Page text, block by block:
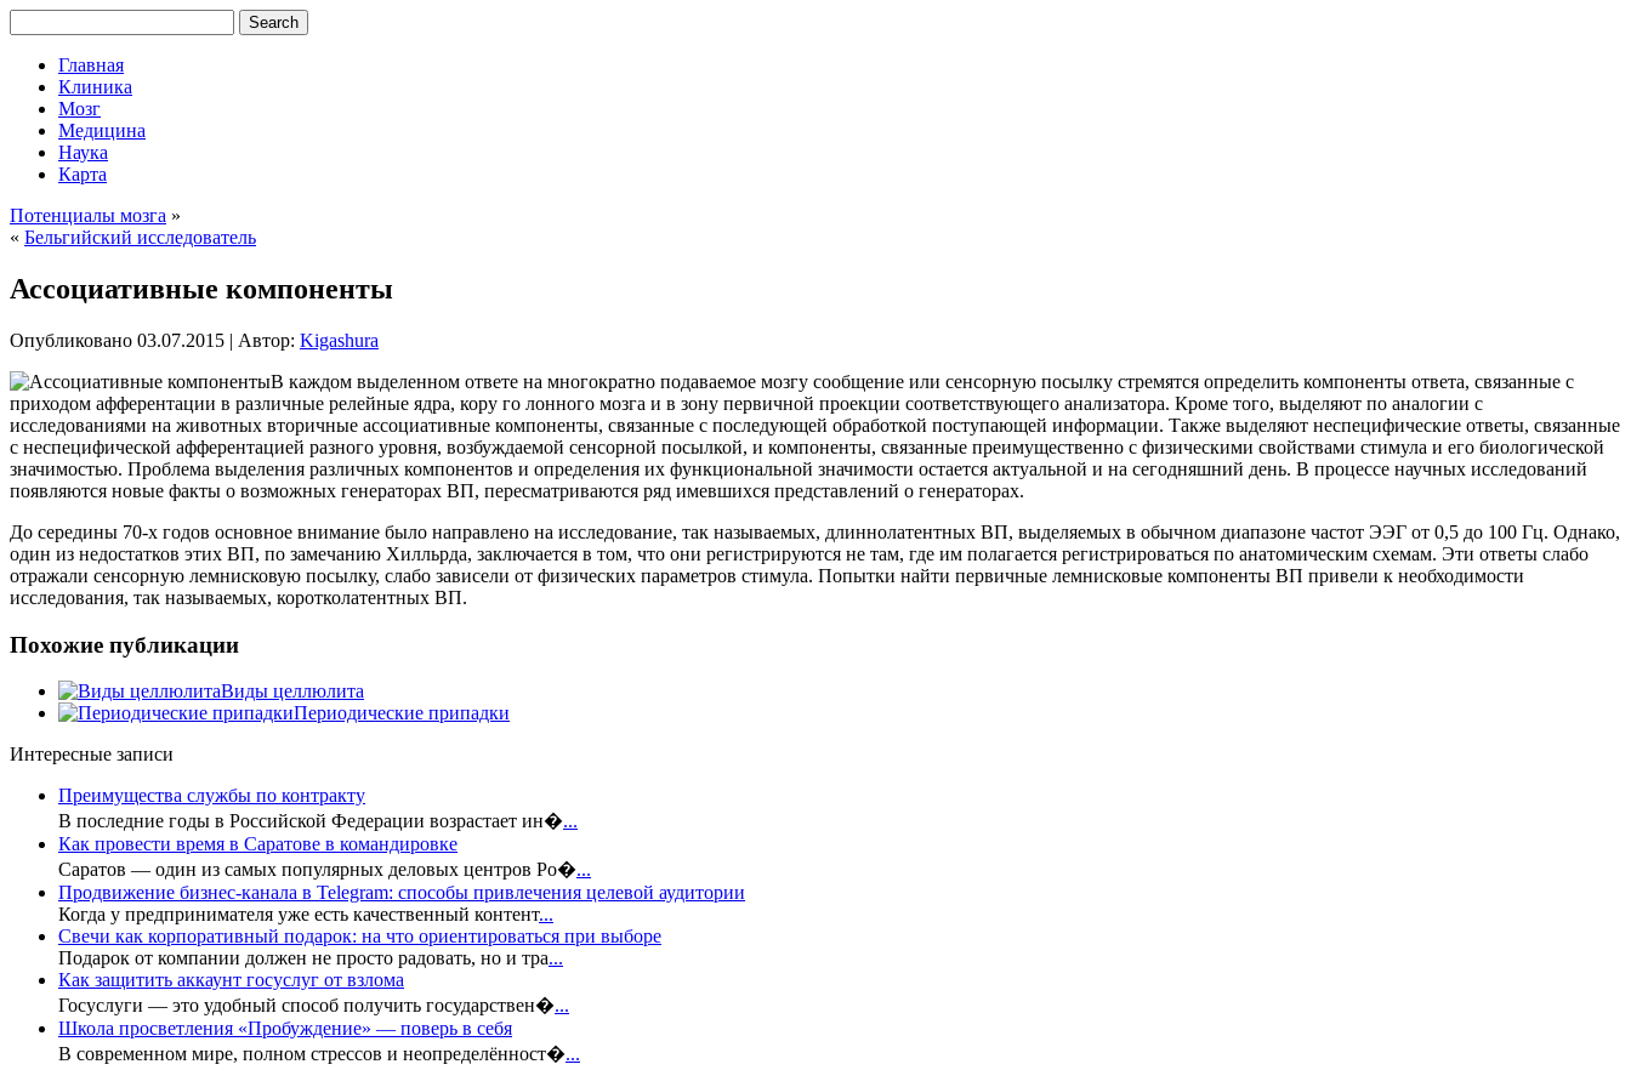
Главная
Клиника
Мозг
Медицина
Наука
Карта
Потенциалы мозга »
« Бельгийский исследователь
Ассоциативные компоненты
Опубликовано 03.07.2015 | Автор: Kigashura
В каждом выделенном ответе на многократно подаваемое мозгу сообщение или сенсорную посылку стремятся определить компоненты ответа, связанные с
приходом афферентации в различные релейные ядра, кору го лонного мозга и в зону первичной проекции соответствующего анализатора. Кроме того, выделяют по аналогии с
исследованиями на животных вторичные ассоциативные компоненты, связанные с последующей обработкой поступающей информации. Также выделяют неспецифические ответы, связанные
с неспецифической афферентацией разного уровня, возбуждаемой сенсорной посылкой, и компоненты, связанные преимущественно с физическими свойствами стимула и его биологической
значимостью. Проблема выделения различных компонентов и определения их функциональной значимости остается актуальной и на сегодняшний день. В процессе научных исследований
появляются новые факты о возможных генераторах ВП, пересматриваются ряд имевшихся представлений о генераторах.
До середины 70-х годов основное внимание было направлено на исследование, так называемых, длиннолатентных ВП, выделяемых в обычном диапазоне частот ЭЭГ от 0,5 до 100 Гц. Однако,
один из недостатков этих ВП, по замечанию Хилльрда, заключается в том, что они регистрируются не там, где им полагается регистрироваться по анатомическим схемам. Эти ответы слабо
отражали сенсорную лемнисковую посылку, слабо зависели от физических параметров стимула. Попытки найти первичные лемнисковые компоненты ВП привели к необходимости
исследования, так называемых, коротколатентных ВП.
Похожие публикации
Виды целлюлита
Периодические припадки
Интересные записи
Преимущества службы по контракту
В последние годы в Российской Федерации возрастает ин�...
Как провести время в Саратове в командировке
Саратов — один из самых популярных деловых центров Ро�...
Продвижение бизнес-канала в Telegram: способы привлечения целевой аудитории
Когда у предпринимателя уже есть качественный контент...
Свечи как корпоративный подарок: на что ориентироваться при выборе
Подарок от компании должен не просто радовать, но и тра...
Как защитить аккаунт госуслуг от взлома
Госуслуги — это удобный способ получить государствен�...
Школа просветления «Пробуждение» — поверь в себя
В современном мире, полном стрессов и неопределённост�...